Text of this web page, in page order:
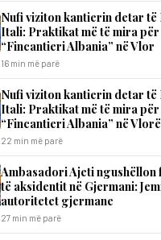
Nufi viziton kantierin detar
Itali: Praktikat më të mira
“Fincantieri Albania” në Vlor
16 min më parë
Nufi viziton kantierin detar
Itali: Praktikat më të mira
“Fincantieri Albania” në Vlorë
22 min më parë
Ambasadori Ajeti ngushëllon
të aksidentit në Gjermani:
autoritetet gjermane
27 min më parë